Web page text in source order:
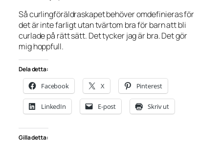
Så curlingföräldraskapet behöver omdefinieras för
det är inte farligt utan tvärtom bra för barn att bli
curlade på rätt sätt. Det tycker jag är bra. Det gör
mig hoppfull.
Dela detta:
Facebook X Pinterest
LinkedIn E-post Skriv ut
Gilla detta: